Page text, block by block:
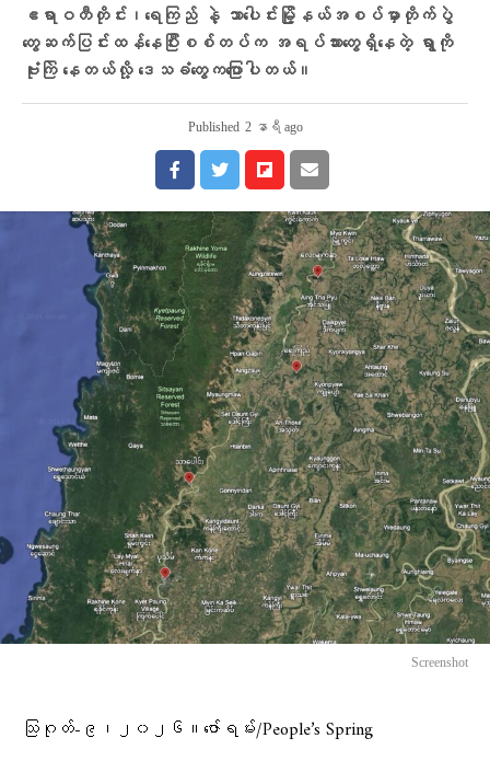
ဧရာဝတီတိုင်း၊ရေကြည် နဲ့ သာပေါင်းမြို့နယ်အစပ်မှာတိုက်ပွဲ
တွေဆက်ပြင်းထန်နေပြီးစစ်တပ်က အရပ်သားတွေရှိနေတဲ့ ရွာကို
ဗုံးကြဲ‌ နေတယ်လို့ ​ဒေသခံ​တွေက​ပြောပါတယ်။
Published 2 နာရီ ago
Screenshot
သြဂုတ်-၉၊၂၀၂၆။ဇော်ရမ်း/People’s Spring